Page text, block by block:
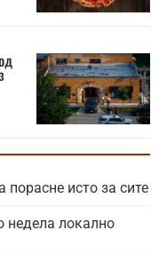
порасне исто за сите
недела локално